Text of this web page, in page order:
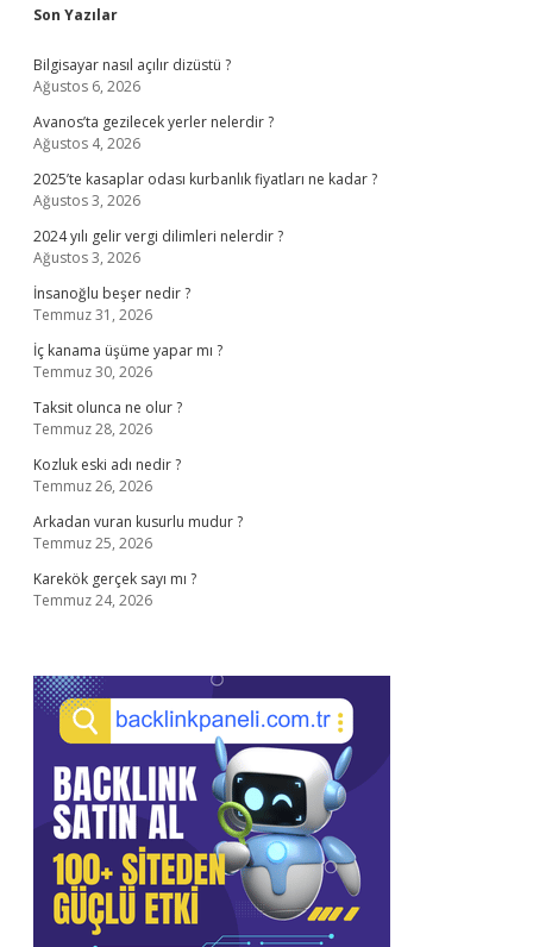
Sidebar
Son Yazılar
Bilgisayar nasıl açılır dizüstü ?
Ağustos 6, 2026
Avanos’ta gezilecek yerler nelerdir ?
Ağustos 4, 2026
2025’te kasaplar odası kurbanlık fiyatları ne kadar ?
Ağustos 3, 2026
2024 yılı gelir vergi dilimleri nelerdir ?
Ağustos 3, 2026
İnsanoğlu beşer nedir ?
Temmuz 31, 2026
İç kanama üşüme yapar mı ?
Temmuz 30, 2026
Taksit olunca ne olur ?
Temmuz 28, 2026
Kozluk eski adı nedir ?
Temmuz 26, 2026
Arkadan vuran kusurlu mudur ?
Temmuz 25, 2026
Karekök gerçek sayı mı ?
Temmuz 24, 2026